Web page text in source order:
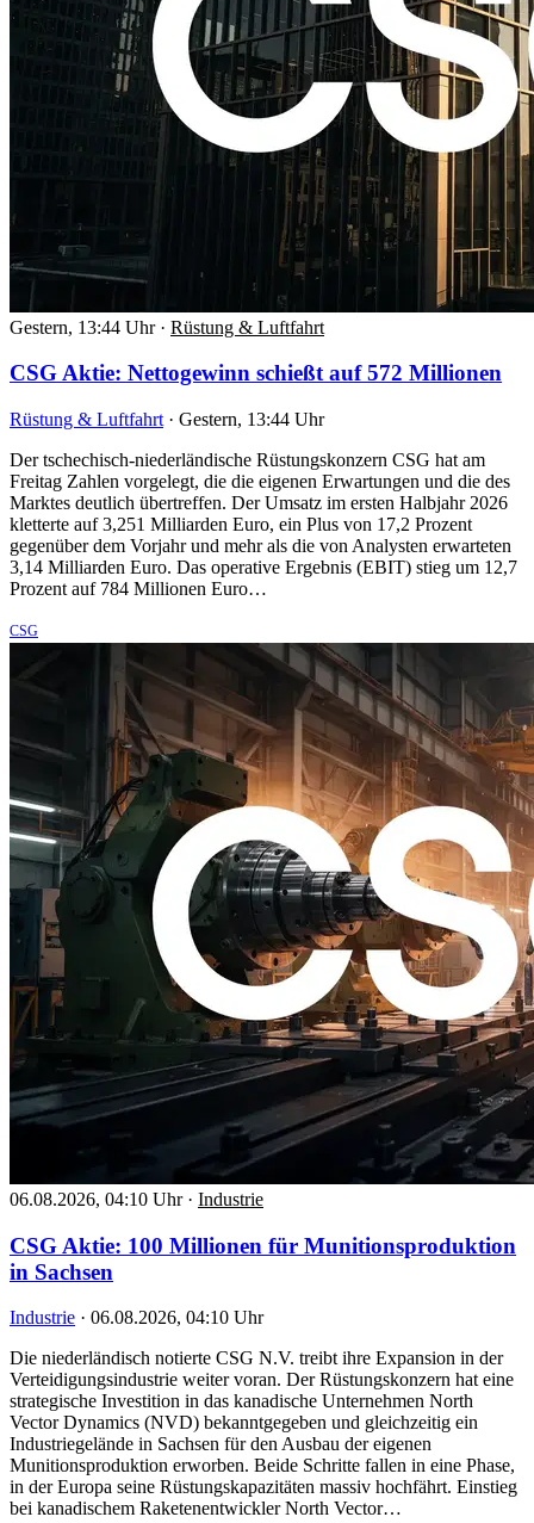
Gestern, 13:44 Uhr · Rüstung & Luftfahrt
CSG Aktie: Nettogewinn schießt auf 572 Millionen
Rüstung & Luftfahrt · Gestern, 13:44 Uhr
Der tschechisch-niederländische Rüstungskonzern CSG hat am
Freitag Zahlen vorgelegt, die die eigenen Erwartungen und die des
Marktes deutlich übertreffen. Der Umsatz im ersten Halbjahr 2026
kletterte auf 3,251 Milliarden Euro, ein Plus von 17,2 Prozent
gegenüber dem Vorjahr und mehr als die von Analysten erwarteten
3,14 Milliarden Euro. Das operative Ergebnis (EBIT) stieg um 12,7
Prozent auf 784 Millionen Euro…
CSG
06.08.2026, 04:10 Uhr · Industrie
CSG Aktie: 100 Millionen für Munitionsproduktion
in Sachsen
Industrie · 06.08.2026, 04:10 Uhr
Die niederländisch notierte CSG N.V. treibt ihre Expansion in der
Verteidigungsindustrie weiter voran. Der Rüstungskonzern hat eine
strategische Investition in das kanadische Unternehmen North
Vector Dynamics (NVD) bekanntgegeben und gleichzeitig ein
Industriegelände in Sachsen für den Ausbau der eigenen
Munitionsproduktion erworben. Beide Schritte fallen in eine Phase,
in der Europa seine Rüstungskapazitäten massiv hochfährt. Einstieg
bei kanadischem Raketenentwickler North Vector…